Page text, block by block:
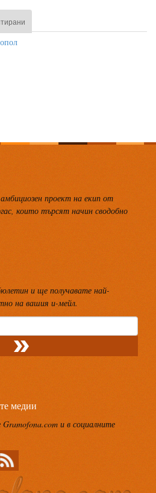
проект на екип от
които търсят начин сводобно
и ще получавате най-
на вашия и-мейл.
медии
и в социалните